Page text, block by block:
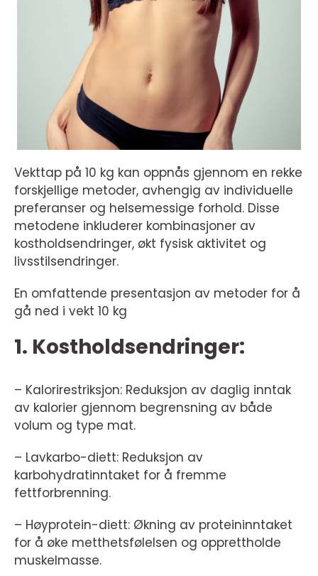
Vekttap på 10 kg kan oppnås gjennom en rekke
forskjellige metoder, avhengig av individuelle
preferanser og helsemessige forhold. Disse
metodene inkluderer kombinasjoner av
kostholdsendringer, økt fysisk aktivitet og
livsstilsendringer.
En omfattende presentasjon av metoder for å
gå ned i vekt 10 kg
1. Kostholdsendringer:
– Kalorirestriksjon: Reduksjon av daglig inntak
av kalorier gjennom begrensning av både
volum og type mat.
– Lavkarbo-diett: Reduksjon av
karbohydratinntaket for å fremme
fettforbrenning.
– Høyprotein-diett: Økning av proteininntaket
for å øke metthetsfølelsen og opprettholde
muskelmasse.